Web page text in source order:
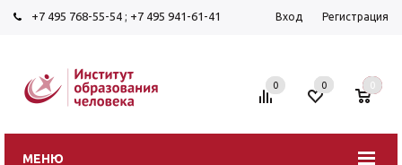
+7 495 768-55-54 ; +7 495 941-61-41 Вход Регистрация
МЕНЮ
0 0 0